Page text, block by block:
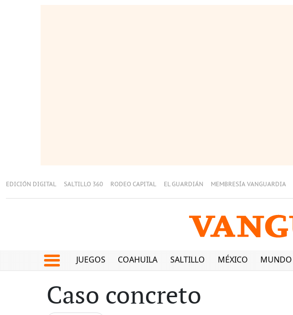
EDICIÓN DIGITAL SALTILLO 360 RODEO CAPITAL EL GUARDIÁN MEMBRESÍA VANGUARDIA
JUEGOS COAHUILA SALTILLO MÉXICO MUNDO
Caso concreto